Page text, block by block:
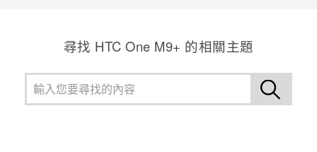
尋找 HTC One M9+ 的相關主題